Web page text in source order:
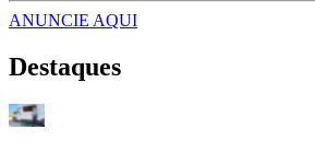
ANUNCIE AQUI
Destaques